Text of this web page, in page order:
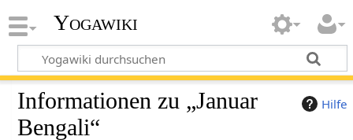
Yogawiki
Hilfe
Informationen zu „Januar
Bengali“